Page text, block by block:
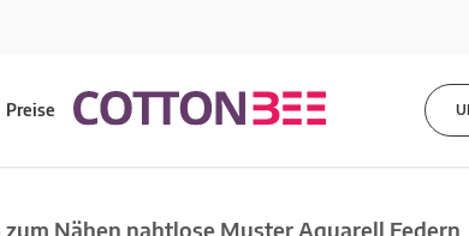
Preise
Nähen nahtlose Muster Aquarell Federn